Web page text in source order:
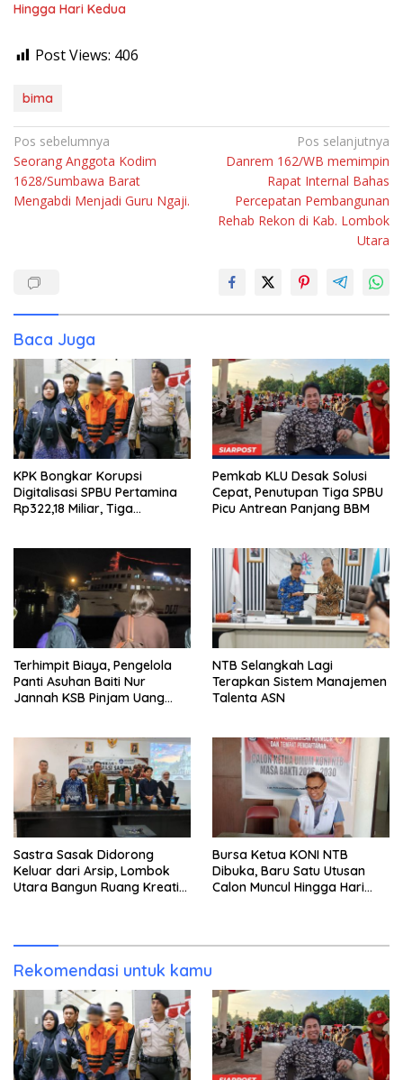
Hingga Hari Kedua
Post Views: 406
bima
Navigasi
pos
Pos sebelumnya
Seorang Anggota Kodim
1628/Sumbawa Barat
Mengabdi Menjadi Guru Ngaji.
Pos selanjutnya
Danrem 162/WB memimpin
Rapat Internal Bahas
Percepatan Pembangunan
Rehab Rekon di Kab. Lombok
Utara
Baca Juga
KPK Bongkar Korupsi
Digitalisasi SPBU Pertamina
Rp322,18 Miliar, Tiga
Pemkab KLU Desak Solusi
Cepat, Penutupan Tiga SPBU
Picu Antrean Panjang BBM
Terhimpit Biaya, Pengelola
Panti Asuhan Baiti Nur
Jannah KSB Pinjam Uang
Kunjung Tuntas
NTB Selangkah Lagi
Terapkan Sistem Manajemen
Talenta ASN
Sastra Sasak Didorong
Keluar dari Arsip, Lombok
Utara Bangun Ruang Kreatif
Bursa Ketua KONI NTB
Dibuka, Baru Satu Utusan
Calon Muncul Hingga Hari
Rekomendasi untuk kamu